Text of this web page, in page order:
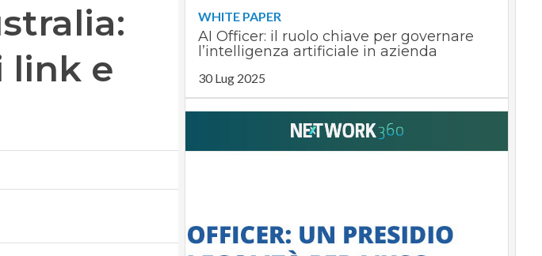
link e
WHITE PAPER
AI Officer: il ruolo chiave per governare
l’intelligenza artificiale in azienda
30 Lug 2025